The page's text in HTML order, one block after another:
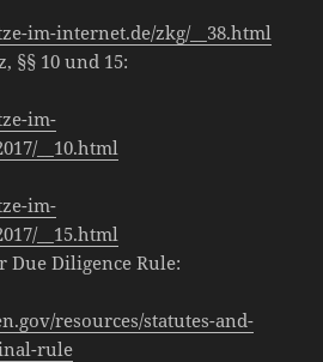
im-internet.de/zkg/__38.html
§§ 10 und 15:
im-
__10.html
im-
__15.html
Due Diligence Rule:
resources/statutes-and-
rule